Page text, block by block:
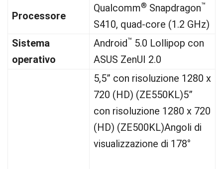
Processore
Qualcomm® Snapdragon™
S410, quad-core (1.2 GHz)
Sistema
operativo
Android™ 5.0 Lollipop con
ASUS ZenUI 2.0
5,5” con risoluzione 1280 x
720 (HD) (ZE550KL)5”
con risoluzione 1280 x 720
(HD) (ZE500KL)Angoli di
visualizzazione di 178°